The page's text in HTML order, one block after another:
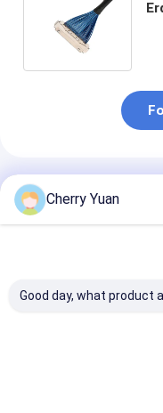
Empfohlene
Cherry Yuan
Good day, what product